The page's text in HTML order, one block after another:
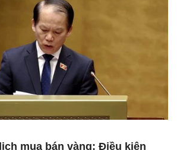
mua bán vàng; Điều kiện